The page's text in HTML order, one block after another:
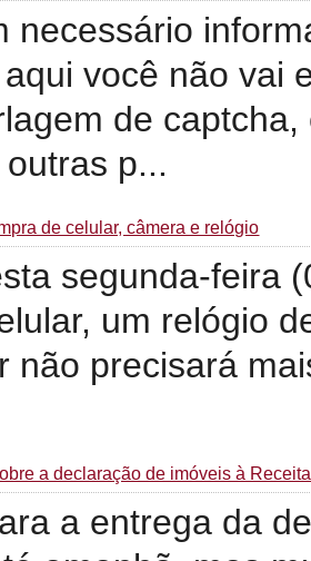
necessário
você não vai
de
p...
de celular, câmera e relógio
segunda-feira
um relógio
não precisará
a declaração de imóveis à
a entrega da